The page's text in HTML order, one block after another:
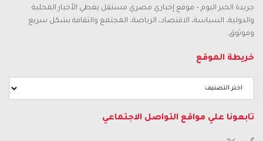
جريدة الخبر اليوم – موقع إخباري مصري مستقل يغطي الأخبار المحلية
والدولية، السياسة، الاقتصاد، الرياضة، المجتمع والثقافة بشكل سريع
وموثوق.
خريطة الموقع
تابعونا علي مواقع التواصل الاجتماعي